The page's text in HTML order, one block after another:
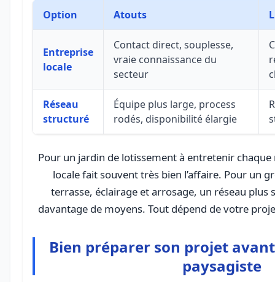
Option Atouts
Entreprise
locale
Contact direct, souplesse,
vraie connaissance du
secteur
Réseau
structuré
Équipe plus large, process
rodés, disponibilité élargie
Pour un jardin de lotissement à entretenir
locale fait souvent très bien l’affaire. Pour un
terrasse, éclairage et arrosage, un réseau
davantage de moyens. Tout dépend de votre
Bien préparer son projet
paysagiste